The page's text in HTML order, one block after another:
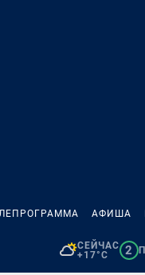
АФИША
СЕЙЧАС
+17°C
2